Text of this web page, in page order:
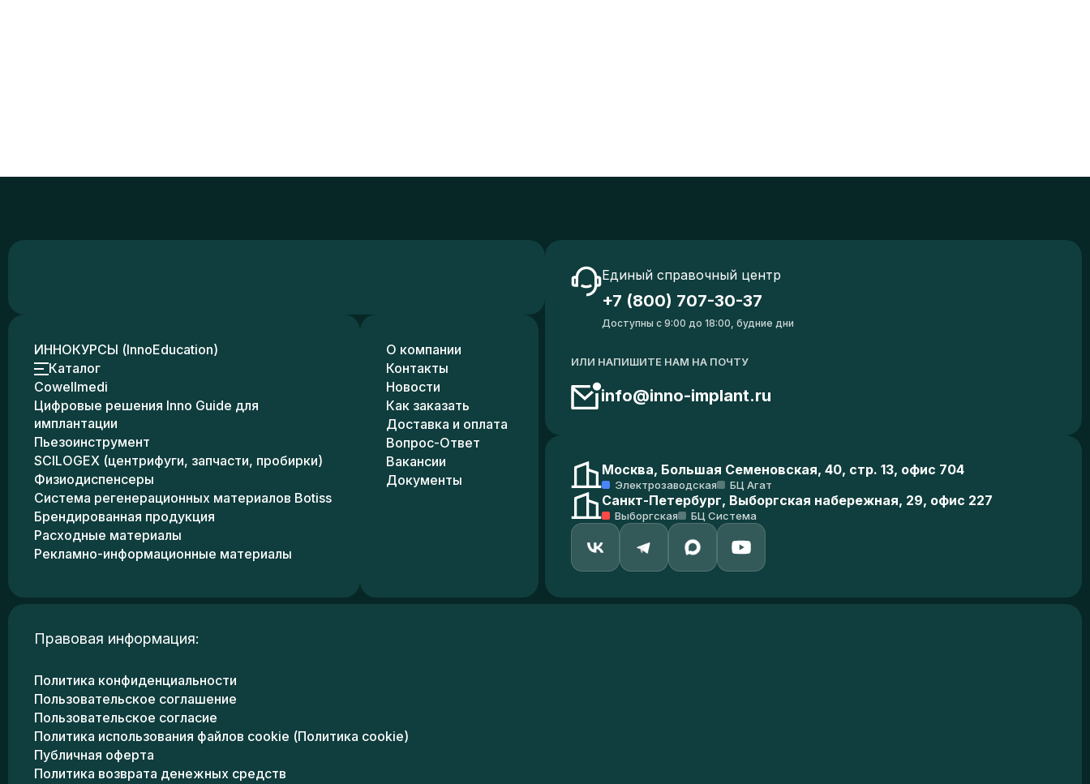
ИННОКУРСЫ (InnoEducation)
Каталог
Cowellmedi
Цифровые решения Inno Guide для
имплантации
Пьезоинструмент
SCILOGEX (центрифуги, запчасти, пробирки)
Физиодиспенсеры
Система регенерационных материалов Botiss
Брендированная продукция
Расходные материалы
Рекламно-информационные материалы
О компании
Контакты
Новости
Как заказать
Доставка и оплата
Вопрос-Ответ
Вакансии
Документы
Единый справочный центр
+7 (800) 707-30-37
Доступны с 9:00 до 18:00, будние дни
ИЛИ НАПИШИТЕ НАМ НА ПОЧТУ
info@inno-implant.ru
Москва, Большая Семеновская, 40, стр. 13, офис 704
Электрозаводская БЦ Агат
Санкт-Петербург, Выборгская набережная, 29, офис 227
Выборгская БЦ Система
Правовая информация:
Политика конфиденциальности
Пользовательское соглашение
Пользовательское согласие
Политика использования файлов cookie (Политика cookie)
Публичная оферта
Политика возврата денежных средств